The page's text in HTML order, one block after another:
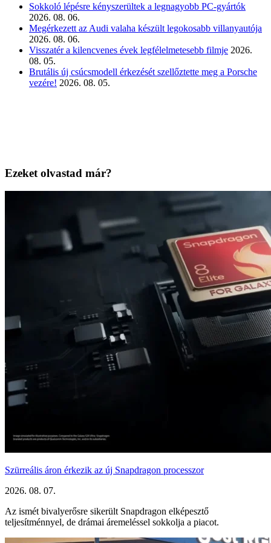
Sokkoló lépésre kényszerültek a legnagyobb PC-gyártók
2026. 08. 06.
Megérkezett az Audi valaha készült legokosabb villanyautója
2026. 08. 06.
Visszatér a kilencvenes évek legfélelmetesebb filmje 2026.
08. 05.
Brutális új csúcsmodell érkezését szellőztette meg a Porsche
vezére! 2026. 08. 05.
Ezeket olvastad már?
Szürreális áron érkezik az új Snapdragon processzor
2026. 08. 07.
Az ismét bivalyerősre sikerült Snapdragon elképesztő
teljesítménnyel, de drámai áremeléssel sokkolja a piacot.